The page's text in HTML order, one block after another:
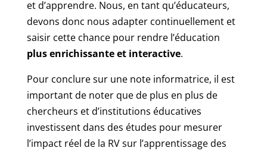
et d’apprendre. Nous, en tant qu’éducateurs,
devons donc nous adapter continuellement et
saisir cette chance pour rendre l’éducation
plus enrichissante et interactive.
Pour conclure sur une note informatrice, il est
important de noter que de plus en plus de
chercheurs et d’institutions éducatives
investissent dans des études pour mesurer
l’impact réel de la RV sur l’apprentissage des